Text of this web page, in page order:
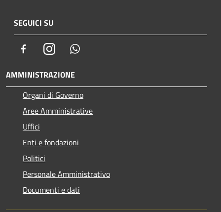
SEGUICI SU
FacebookInstagram
AMMINISTRAZIONE
Organi di Governo
Aree Amministrative
Uffici
Enti e fondazioni
Politici
Personale Amministrativo
Documenti e dati